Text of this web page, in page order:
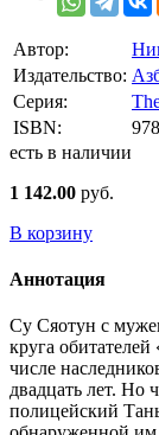
Автор:
Издательство:
Серия:
ISBN:
есть в наличии
1 142.00 руб.
В корзину
Аннотация
Су Сяотун с
круга
числе
двадцать лет. Но
полицейский